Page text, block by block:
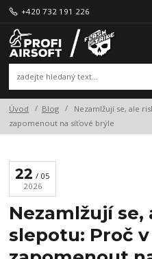
+420 732 191 226
Úvod Blog
Nezamlžují se, ale
zapomenout na síťové brýle
22
05
2026
Nezamlžují se,
slepotu: Proč